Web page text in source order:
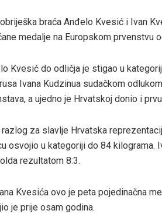
braća Anđelo Kvesić i Ivan
medalje na Europskom prvenstvu
Kvesić do odličja je stigao u
Ivana Kudzinua sudačkom
a ujedno je Hrvatskoj donio i
za slavlje Hrvatska
osvojio u kategoriji do 84 kilograma.
rezultatom 8:3.
Kvesića ovo je peta pojedinačna
je prije osam godina.